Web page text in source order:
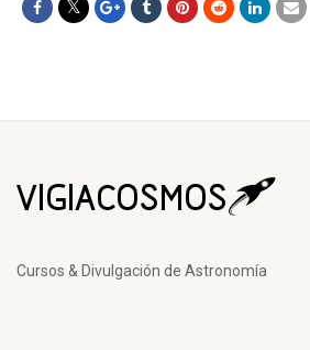
Cursos & Divulgación de Astronomía